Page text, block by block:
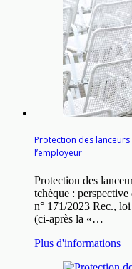
Protection des
l’employeur
Protection des
tchèque :
n° 171/2023 Rec.,
(ci-après la «…
Plus d'informations